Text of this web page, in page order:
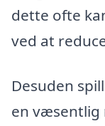
dette ofte
ved at
Desuden
en væsentlig